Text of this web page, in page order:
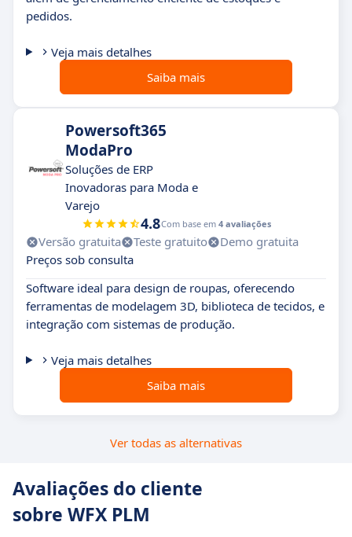
pedidos.
Veja mais detalhes
Saiba mais
Powersoft365
ModaPro
Soluções de ERP
Inovadoras para Moda e
Varejo
4.8Com base em 4 avaliações
Versão gratuita Teste gratuito
Demo gratuita
Preços sob consulta
Software ideal para design de roupas, oferecendo
ferramentas de modelagem 3D, biblioteca de tecidos, e
integração com sistemas de produção.
Veja mais detalhes
Saiba mais
Ver todas as alternativas
Avaliações do cliente
sobre WFX PLM